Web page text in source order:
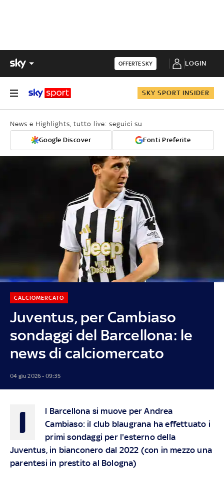
OFFERTE SKY LOGIN
SKY SPORT INSIDER
News e Highlights, tutto live: seguici su
Google Discover Fonti Preferite
Juventus, per Cambiaso
sondaggi del Barcellona: le
news di calciomercato
CALCIOMERCATO
04 giu 2026 - 09:35
I
l Barcellona si muove per Andrea
Cambiaso: il club blaugrana ha effettuato i
primi sondaggi per l'esterno della
Juventus, in bianconero dal 2022 (con in mezzo una
parentesi in prestito al Bologna)